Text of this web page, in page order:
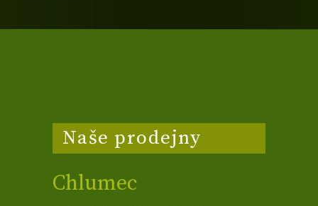
Naše prodejny
Chlumec